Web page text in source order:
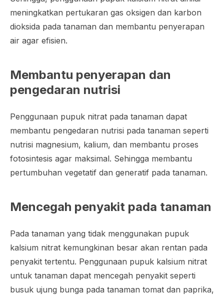
meningkatkan pertukaran gas oksigen dan karbon
dioksida pada tanaman dan membantu penyerapan
air agar efisien.
Membantu penyerapan dan
pengedaran nutrisi
Penggunaan pupuk nitrat pada tanaman dapat
membantu pengedaran nutrisi pada tanaman seperti
nutrisi magnesium, kalium, dan membantu proses
fotosintesis agar maksimal. Sehingga membantu
pertumbuhan vegetatif dan generatif pada tanaman.
Mencegah penyakit pada tanaman
Pada tanaman yang tidak menggunakan pupuk
kalsium nitrat kemungkinan besar akan rentan pada
penyakit tertentu. Penggunaan pupuk kalsium nitrat
untuk tanaman dapat mencegah penyakit seperti
busuk ujung bunga pada tanaman tomat dan paprika,